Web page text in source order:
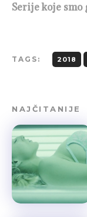
Serije koje
TAGS: 2018
NAJČITANIJE